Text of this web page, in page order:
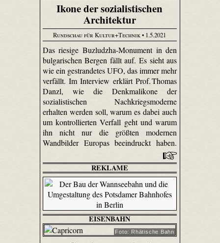
Ikone der sozialistischen
Architektur
Rundschau für Kultur+Technik• 1.5.2021
Das riesige Buzludzha-Monument in den
bulgarischen Bergen fällt auf. Es sieht aus
wie ein gestrandetes UFO, das immer mehr
verfällt. Im Interview erklärt Prof. Thomas
Danzl, wie die Denkmalikone der
sozialistischen Nachkriegsmoderne
erhalten werden soll, warum es dabei auch
um kontrollierten Verfall geht und warum
ihn nicht nur die größten modernen
Wandbilder Europas beeindruckt haben.
REKLAME
EISENBAHN
Foto: Rhätische Bahn